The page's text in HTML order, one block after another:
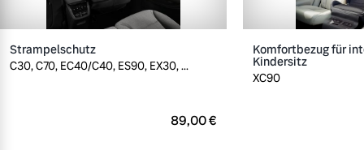
Strampelschutz
C30, C70, EC40/C40, ES90, EX30, ...
89,00 €
Komfortbezug für
Kindersitz
XC90